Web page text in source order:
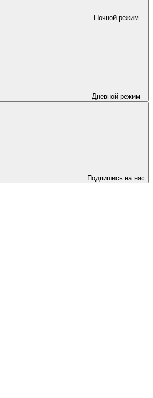
Ночной режим
Дневной режим
Подпишись на нас